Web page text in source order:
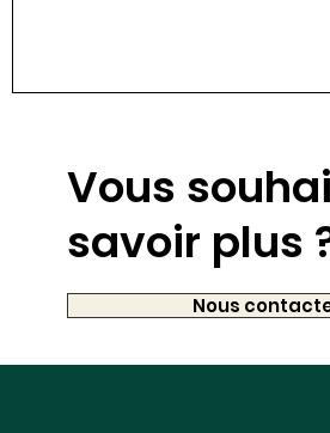
Vous
savoir plus
Nous